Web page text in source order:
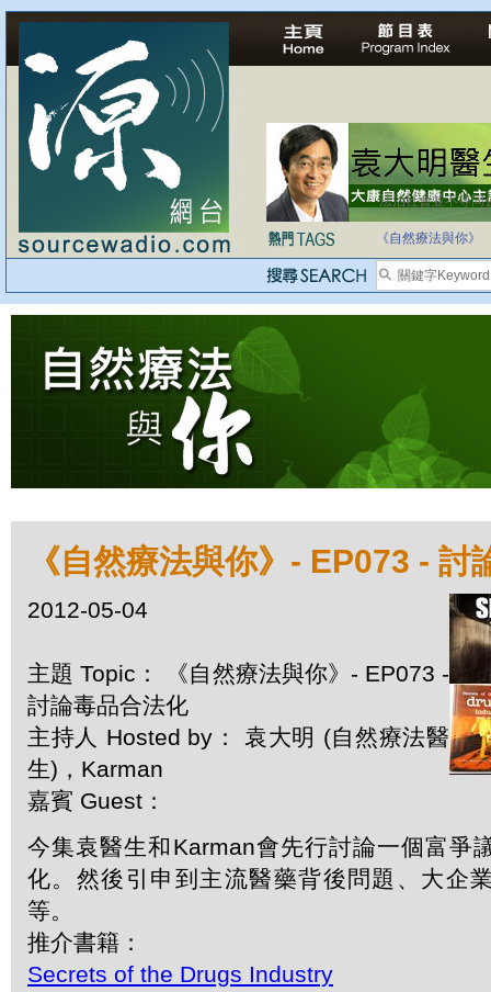
法治社會並不等同
《自然療法與你》
《自然療法與你》- EP073 - 討
2012-05-04
主題 Topic： 《自然療法與你》- EP073 -
討論毒品合法化
主持人 Hosted by： 袁大明 (自然療法醫
生)，Karman
嘉賓 Guest：
今集袁醫生和Karman會先行討論一個富爭
化。然後引申到主流醫藥背後問題、大企
等。
推介書籍：
Secrets of the Drugs Industry